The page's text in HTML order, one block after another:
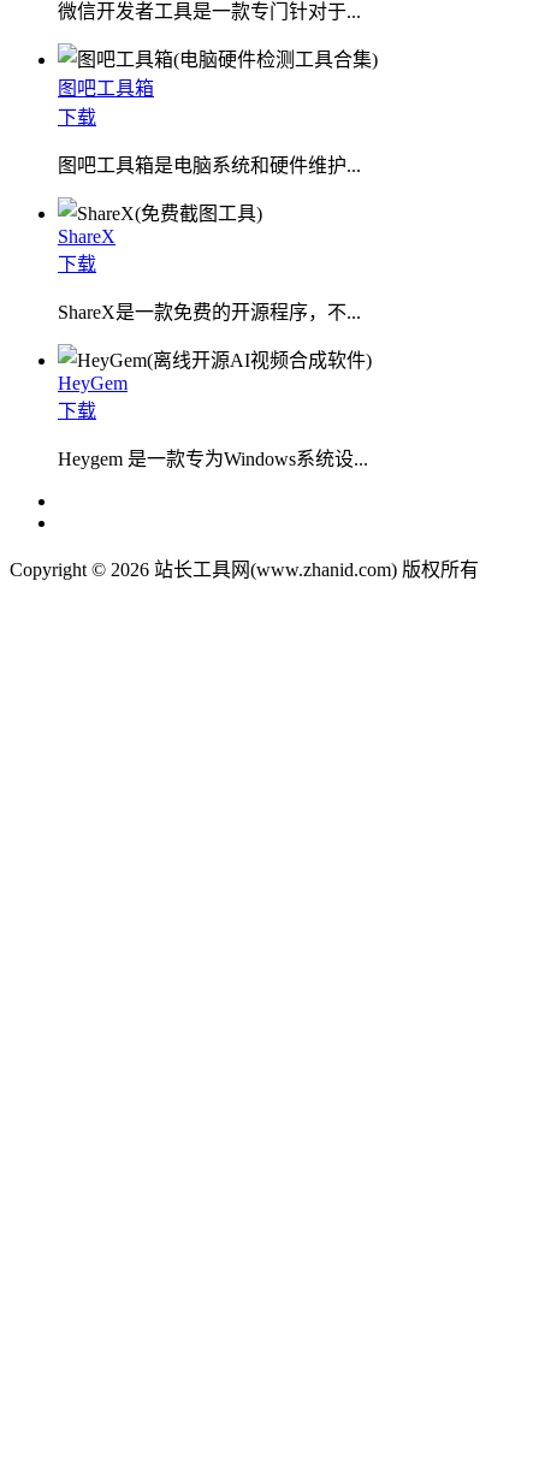
微信开发者工具是一款专门针对于...
图吧工具箱
下载
图吧工具箱是电脑系统和硬件维护...
ShareX
下载
ShareX是一款免费的开源程序，不...
HeyGem
下载
Heygem 是一款专为Windows系统设...
Copyright © 2026 站长工具网(www.zhanid.com) 版权所有